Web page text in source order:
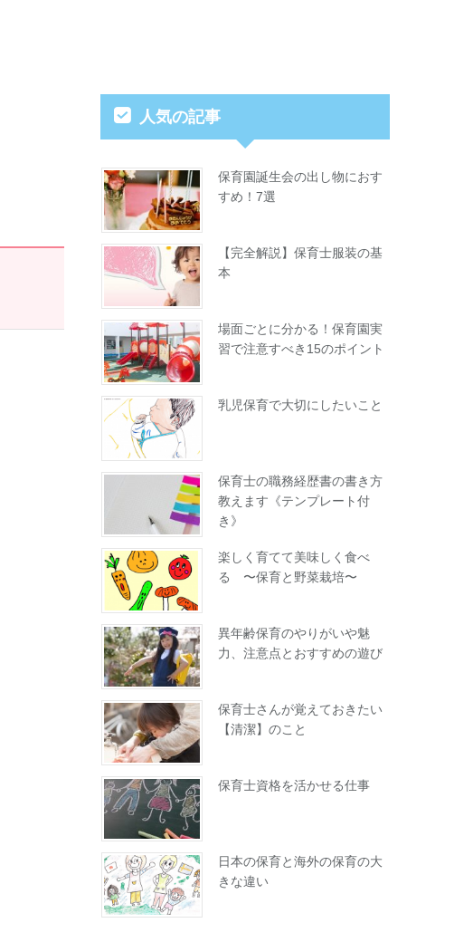
人気の記事
保育園誕生会の出し物におす
すめ！7選
【完全解説】保育士服装の基
本
場面ごとに分かる！保育園実
習で注意すべき15のポイント
乳児保育で大切にしたいこと
保育士の職務経歴書の書き方
教えます《テンプレート付
き》
楽しく育てて美味しく食べ
る 〜保育と野菜栽培〜
異年齢保育のやりがいや魅
力、注意点とおすすめの遊び
保育士さんが覚えておきたい
【清潔】のこと
保育士資格を活かせる仕事
日本の保育と海外の保育の大
きな違い